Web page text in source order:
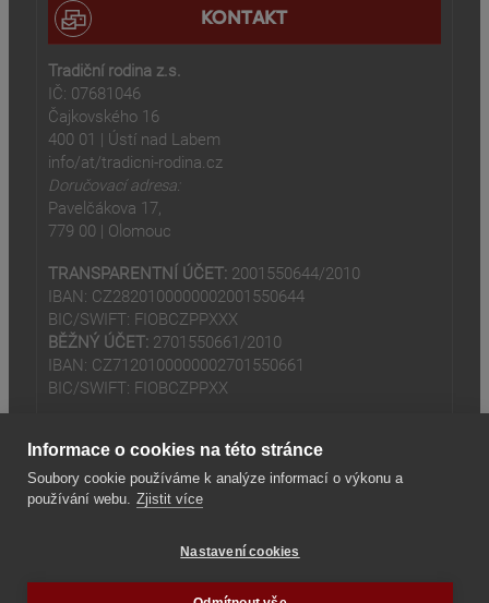
KONTAKT
Tradiční rodina z.s.
IČ: 07681046
Čajkovského 16
400 01 | Ústí nad Labem
info/at/tradicni-rodina.cz
Doručovací adresa:
Pavelčákova 17,
779 00 | Olomouc
TRANSPARENTNÍ ÚČET: 2001550644/2010
IBAN: CZ2820100000002001550644
BIC/SWIFT: FIOBCZPPXXX
BĚŽNÝ ÚČET: 2701550661/2010
IBAN: CZ7120100000002701550661
BIC/SWIFT: FIOBCZPPXX
Seznam odkazů
(odkaz je externí)
Informace o cookies na této stránce
Soubory cookie používáme k analýze informací o výkonu a
používání webu. Zjistit více
Nastavení cookies